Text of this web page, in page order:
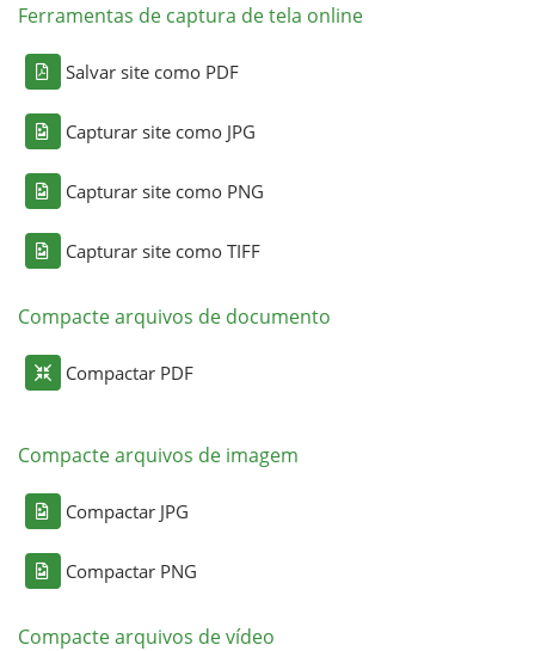
Ferramentas de captura de tela online
Salvar site como PDF
Capturar site como JPG
Capturar site como PNG
Capturar site como TIFF
Compacte arquivos de documento
Compactar PDF
Compacte arquivos de imagem
Compactar JPG
Compactar PNG
Compacte arquivos de vídeo